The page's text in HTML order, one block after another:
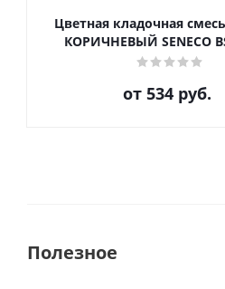
Цветная кладочная
КОРИЧНЕВЫЙ SENECO
от 534 руб.
Полезное